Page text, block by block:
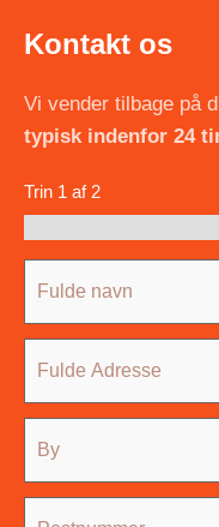
Kontakt os
Vi vender tilbage på
typisk indenfor 24
Trin 1 af 2